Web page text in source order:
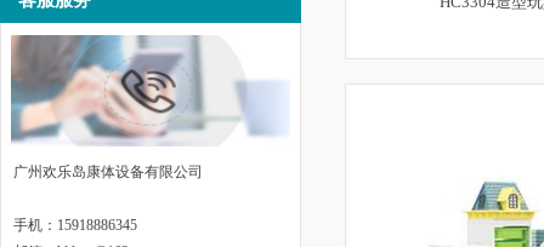
广州欢乐岛康体设备有限公司
手机：15918886345